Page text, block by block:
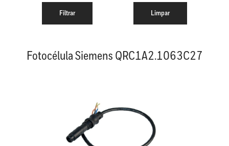
Fotocélula Siemens QRC1A2.1063C27